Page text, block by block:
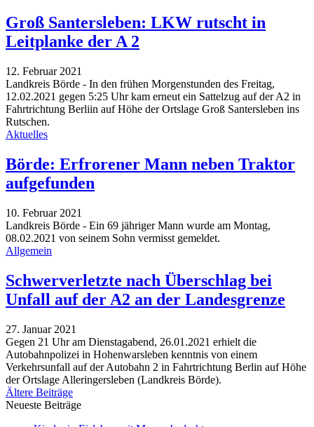
Groß Santersleben: LKW rutscht in
Leitplanke der A 2
12. Februar 2021
Landkreis Börde - In den frühen Morgenstunden des Freitag,
12.02.2021 gegen 5:25 Uhr kam erneut ein Sattelzug auf der A2 in
Fahrtrichtung Berliin auf Höhe der Ortslage Groß Santersleben ins
Rutschen.
Aktuelles
Börde: Erfrorener Mann neben Traktor
aufgefunden
10. Februar 2021
Landkreis Börde - Ein 69 jähriger Mann wurde am Montag,
08.02.2021 von seinem Sohn vermisst gemeldet.
Allgemein
Schwerverletzte nach Überschlag bei
Unfall auf der A2 an der Landesgrenze
27. Januar 2021
Gegen 21 Uhr am Dienstagabend, 26.01.2021 erhielt die
Autobahnpolizei in Hohenwarsleben kenntnis von einem
Verkehrsunfall auf der Autobahn 2 in Fahrtrichtung Berlin auf Höhe
der Ortslage Alleringersleben (Landkreis Börde).
Ältere Beiträge
Neueste Beiträge